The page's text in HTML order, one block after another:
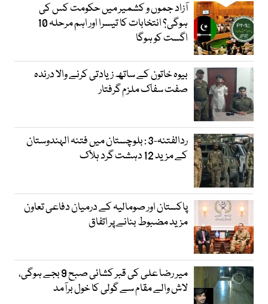
آزاد جموں و کشمیر میں حکومت کس کی
ہوگی؟ انتخابات کا تیسرا اور اہم مرحلہ 10
اگست کو ہوگا
بیوہ خاتون کے ساتھ زیادتی کرنے والا درندہ
صفت سفاک ملزم گرفتار
ردالفتنہ-3 : بلوچستان میں فتنہ الہندوستان
کے مزید 12 دہشت گرد ہلاک
پاکستان اور صومالیہ کے درمیان دفاعی تعاون
مزید مضبوط بنانے پر اتفاق
میر رضا علی کی قبر کشائی صبح 9 بجے ہوگی،
لاش والے مقام سے گولی کا خول برآمد